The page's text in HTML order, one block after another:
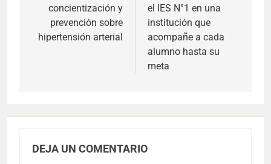
concientización y
prevención sobre
hipertensión arterial
el IES N°1 en una
institución que
acompañe a cada
alumno hasta su
meta
DEJA UN COMENTARIO